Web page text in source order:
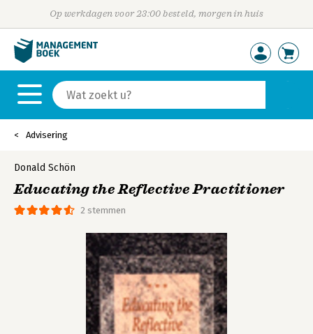
Op werkdagen voor 23:00 besteld, morgen in huis
Advisering
2 stemmen
Donald Schön
Educating the Reflective Practitioner